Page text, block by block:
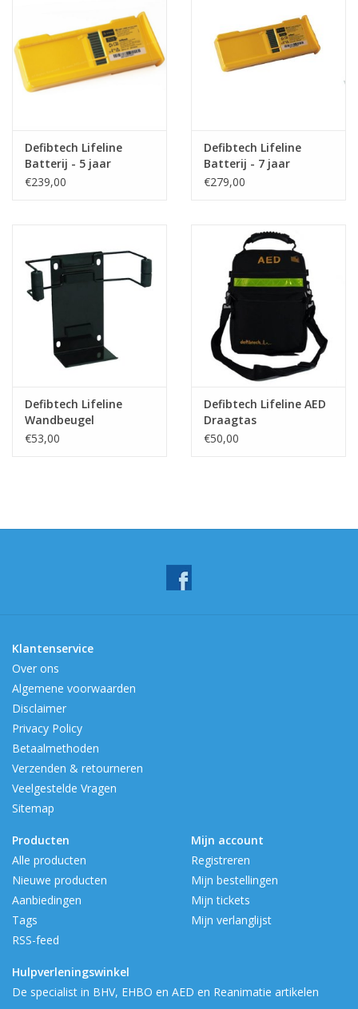
Defibtech Lifeline
Batterij - 5 jaar
€239,00
Defibtech Lifeline
Batterij - 7 jaar
€279,00
Defibtech Lifeline
Wandbeugel
€53,00
Defibtech Lifeline AED
Draagtas
€50,00
Klantenservice
Over ons
Algemene voorwaarden
Disclaimer
Privacy Policy
Betaalmethoden
Verzenden & retourneren
Veelgestelde Vragen
Sitemap
Producten
Alle producten
Nieuwe producten
Aanbiedingen
Tags
RSS-feed
Mijn account
Registreren
Mijn bestellingen
Mijn tickets
Mijn verlanglijst
Hulpverleningswinkel
De specialist in BHV, EHBO en AED en Reanimatie artikelen